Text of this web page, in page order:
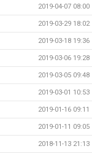
2019-04-07 08:00
2019-03-29 18:02
2019-03-18 19:36
2019-03-06 19:28
2019-03-05 09:48
2019-03-01 10:53
2019-01-16 09:11
2019-01-11 09:05
2018-11-13 21:13